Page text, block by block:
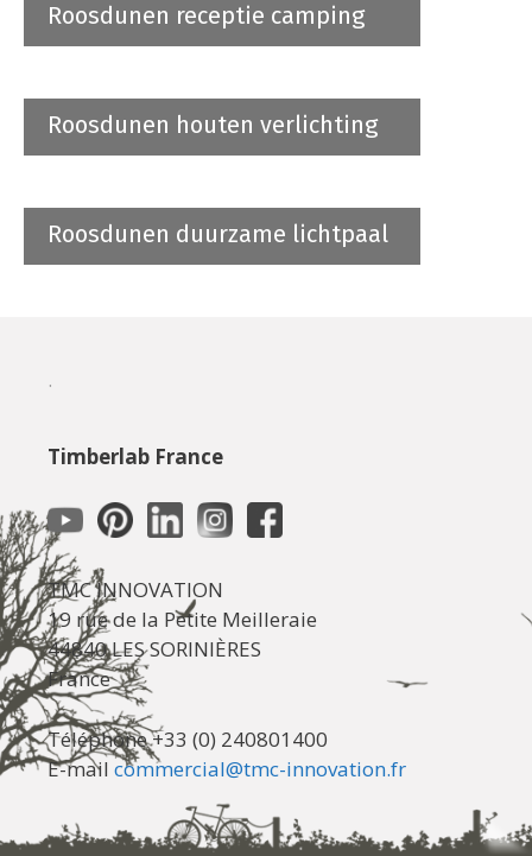
Roosdunen receptie camping
Roosdunen houten verlichting
Roosdunen duurzame lichtpaal
.
Timberlab France
TMC INNOVATION
19 rue de la Petite Meilleraie
44840 LES SORINIÈRES
France
Téléphone +33 (0) 240801400
E-mail commercial@tmc-innovation.fr